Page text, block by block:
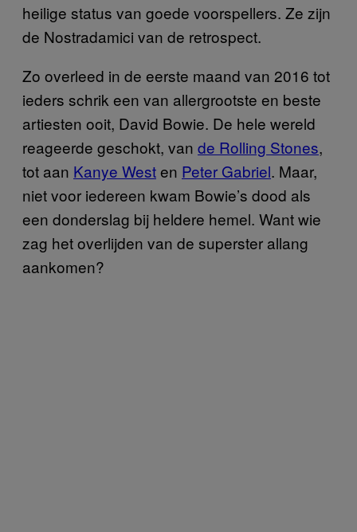
heilige status van goede voorspellers. Ze zijn
de Nostradamici van de retrospect.
Zo overleed in de eerste maand van 2016 tot
ieders schrik een van allergrootste en beste
artiesten ooit, David Bowie. De hele wereld
reageerde geschokt, van de Rolling Stones,
tot aan Kanye Westen Peter Gabriel. Maar,
niet voor iedereen kwam Bowie’s dood als
een donderslag bij heldere hemel. Want wie
zag het overlijden van de superster allang
aankomen?